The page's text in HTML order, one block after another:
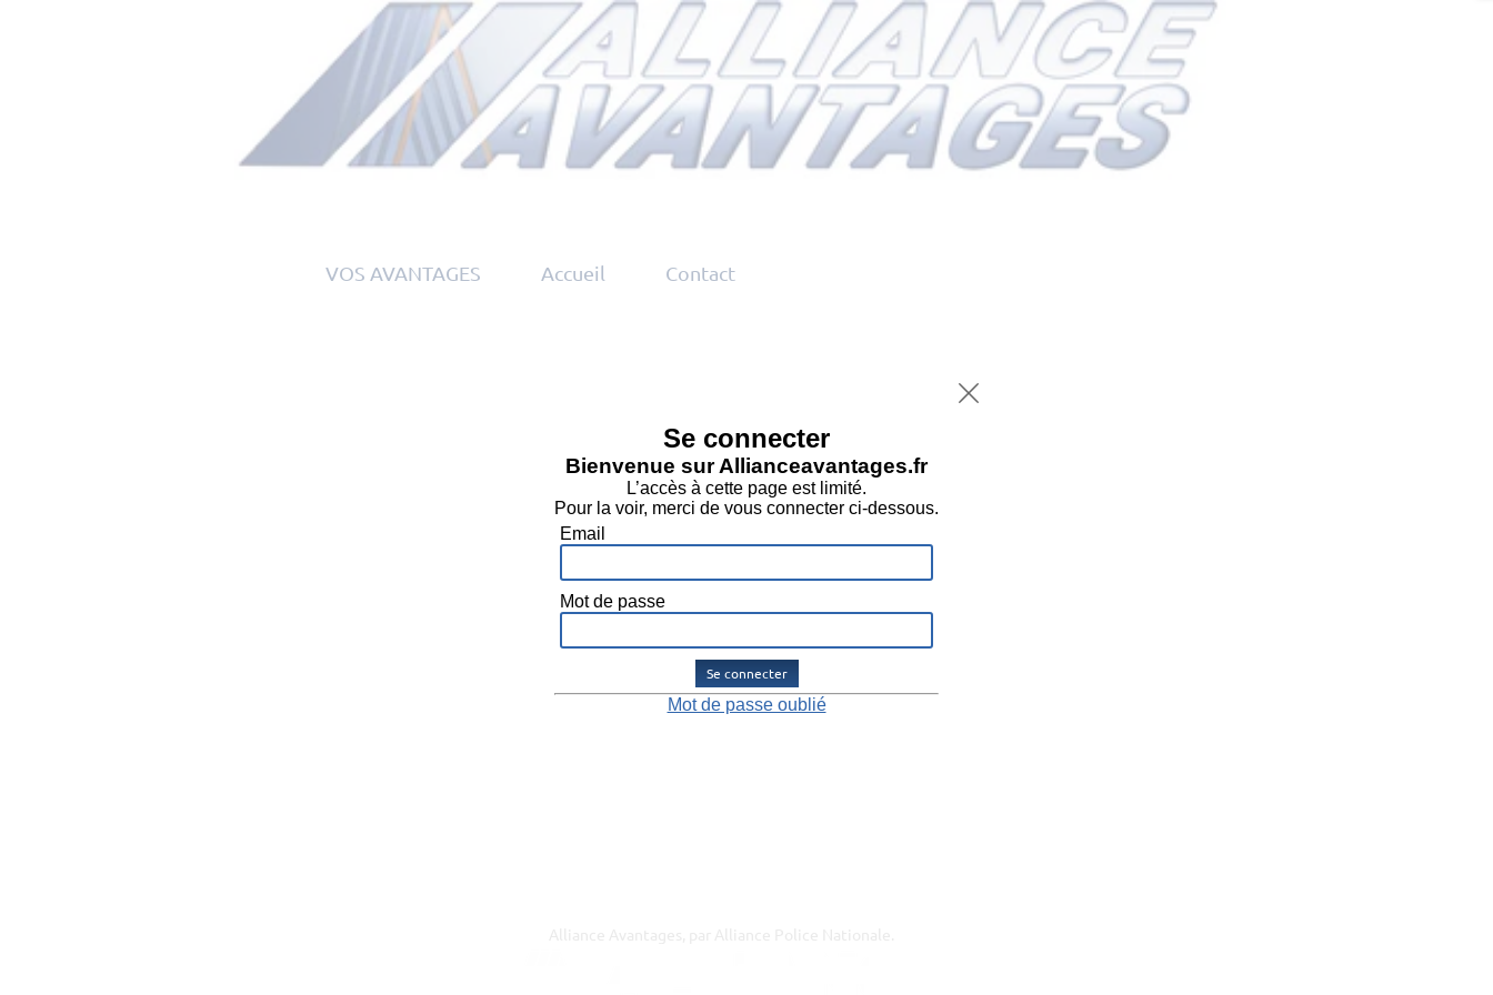
VOS AVANTAGES Accueil Contact

Se connecter
Bienvenue sur Allianceavantages.fr
L’accès à cette page est limité.
Pour la voir, merci de vous connecter ci-dessous.
Email
Mot de passe
Se connecter
Mot de passe oublié